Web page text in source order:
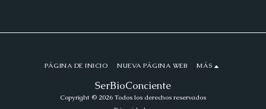
SerBioConciente
Copyright © 2026 Todos los derechos reservados
PÁGINA DE INICIO NUEVA PÁGINA WEB MÁS